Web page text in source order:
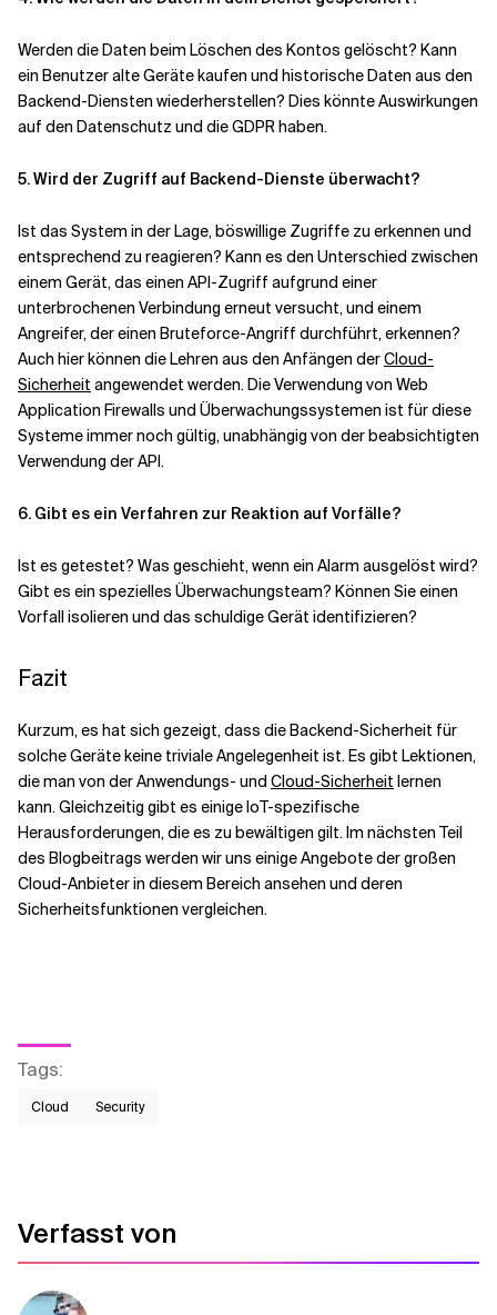
Werden die Daten beim Löschen des Kontos gelöscht? Kann
ein Benutzer alte Geräte kaufen und historische Daten aus den
Backend-Diensten wiederherstellen? Dies könnte Auswirkungen
auf den Datenschutz und die GDPR haben.
5. Wird der Zugriff auf Backend-Dienste überwacht?
Ist das System in der Lage, böswillige Zugriffe zu erkennen und
entsprechend zu reagieren? Kann es den Unterschied zwischen
einem Gerät, das einen API-Zugriff aufgrund einer
unterbrochenen Verbindung erneut versucht, und einem
Angreifer, der einen Bruteforce-Angriff durchführt, erkennen?
Auch hier können die Lehren aus den Anfängen derCloud-
Sicherheit angewendet werden. Die Verwendung von Web
Application Firewalls und Überwachungssystemen ist für diese
Systeme immer noch gültig, unabhängig von der beabsichtigten
Verwendung der API.
6. Gibt es ein Verfahren zur Reaktion auf Vorfälle?
Ist es getestet? Was geschieht, wenn ein Alarm ausgelöst wird?
Gibt es ein spezielles Überwachungsteam? Können Sie einen
Vorfall isolieren und das schuldige Gerät identifizieren?
Fazit
Kurzum, es hat sich gezeigt, dass die Backend-Sicherheit für
solche Geräte keine triviale Angelegenheit ist. Es gibt Lektionen,
die man von der Anwendungs- und Cloud-Sicherheit lernen
kann. Gleichzeitig gibt es einige IoT-spezifische
Herausforderungen, die es zu bewältigen gilt. Im nächsten Teil
des Blogbeitrags werden wir uns einige Angebote der großen
Cloud-Anbieter in diesem Bereich ansehen und deren
Sicherheitsfunktionen vergleichen.
Tags:
Cloud Security
Verfasst von